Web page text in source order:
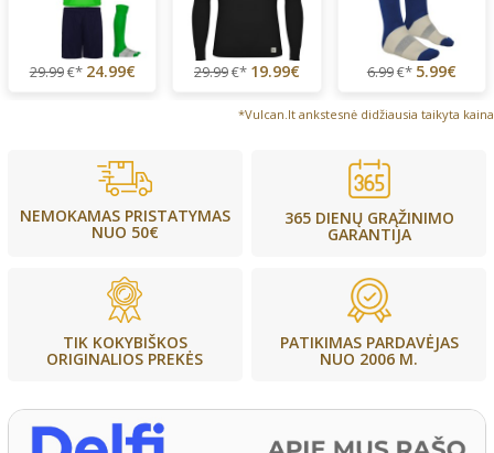
29.99€* 24.99€ 29.99€* 19.99€ 6.99€* 5.99€
*Vulcan.lt ankstesnė didžiausia taikyta kaina
NEMOKAMAS PRISTATYMAS
NUO 50€
365 DIENŲ GRĄŽINIMO
GARANTIJA
TIK KOKYBIŠKOS
ORIGINALIOS PREKĖS
PATIKIMAS PARDAVĖJAS
NUO 2006 M.